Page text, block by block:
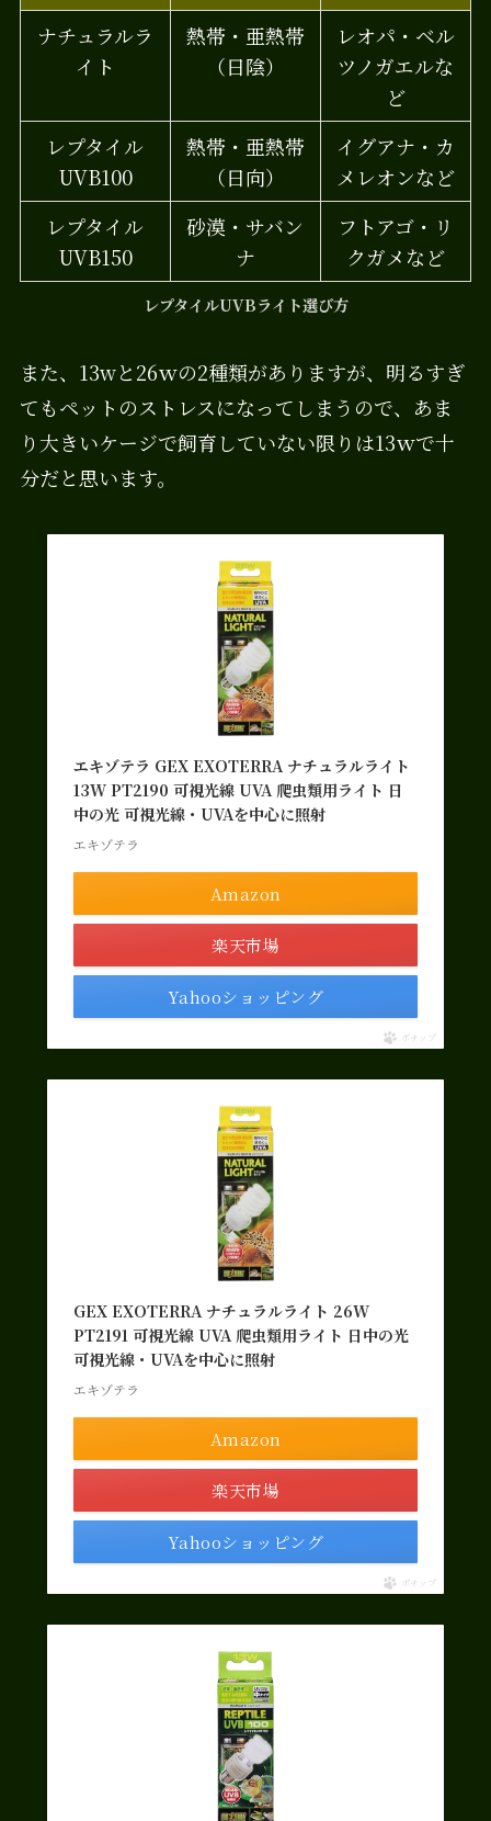
ナチュラルラ
イト
熱帯・亜熱帯
（日陰）
レオパ・ベル
ツノガエルな
ど
レプタイル
UVB100
熱帯・亜熱帯
（日向）
イグアナ・カ
メレオンなど
レプタイル
UVB150
砂漠・サバン
ナ
フトアゴ・リ
クガメなど
レプタイルUVBライト選び方
また、13wと26ｗの2種類がありますが、明るすぎ
てもペットのストレスになってしまうので、あま
り大きいケージで飼育していない限りは13ｗで十
分だと思います。
エキゾテラ GEX EXOTERRA ナチュラルライト
13W PT2190 可視光線 UVA 爬虫類用ライト 日
中の光 可視光線・UVAを中心に照射
エキゾテラ
Amazon
楽天市場
Yahooショッピング
ポチップ
GEX EXOTERRA ナチュラルライト 26W
PT2191 可視光線 UVA 爬虫類用ライト 日中の光
可視光線・UVAを中心に照射
エキゾテラ
Amazon
楽天市場
Yahooショッピング
ポチップ